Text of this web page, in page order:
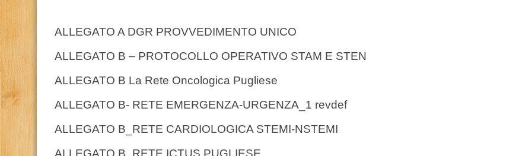
ALLEGATO A DGR PROVVEDIMENTO UNICO
ALLEGATO B – PROTOCOLLO OPERATIVO STAM E STEN
ALLEGATO B La Rete Oncologica Pugliese
ALLEGATO B- RETE EMERGENZA-URGENZA_1 revdef
ALLEGATO B_RETE CARDIOLOGICA STEMI-NSTEMI
ALLEGATO B_RETE ICTUS PUGLIESE